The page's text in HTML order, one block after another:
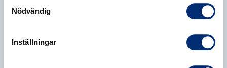
Nödvändig
Inställningar